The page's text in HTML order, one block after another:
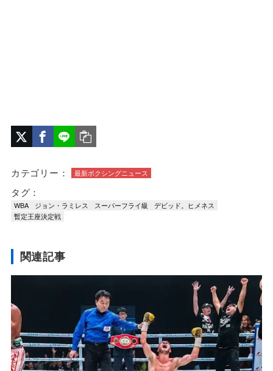
カテゴリー： 最新ボクシングニュース
タグ：
WBA ジョン・ラミレス スーパーフライ級
デビッド。ヒメネス
暫定王座決定戦
関連記事